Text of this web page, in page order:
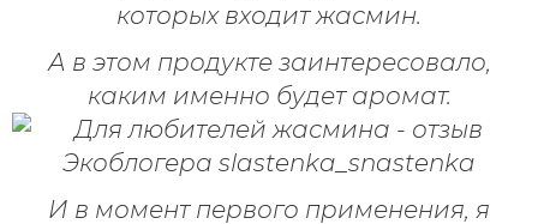
которых входит жасмин.
А в этом продукте заинтересовало,
каким именно будет аромат.
И в момент первого применения, я